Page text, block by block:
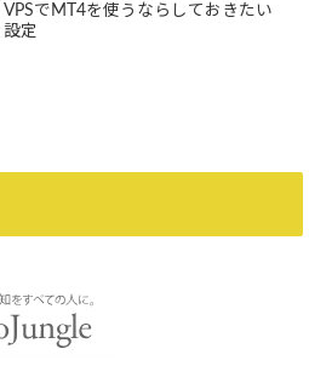
VPSでMT4を使うならしておきたい
設定